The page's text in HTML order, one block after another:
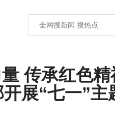
传承红色
开展“七一”主